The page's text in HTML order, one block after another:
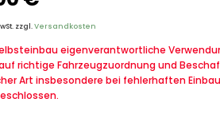
zzgl.Versandkosten
eigenverantwortliche
richtige Fahrzeugzuordnung und
Art insbesondere bei fehlerhaften